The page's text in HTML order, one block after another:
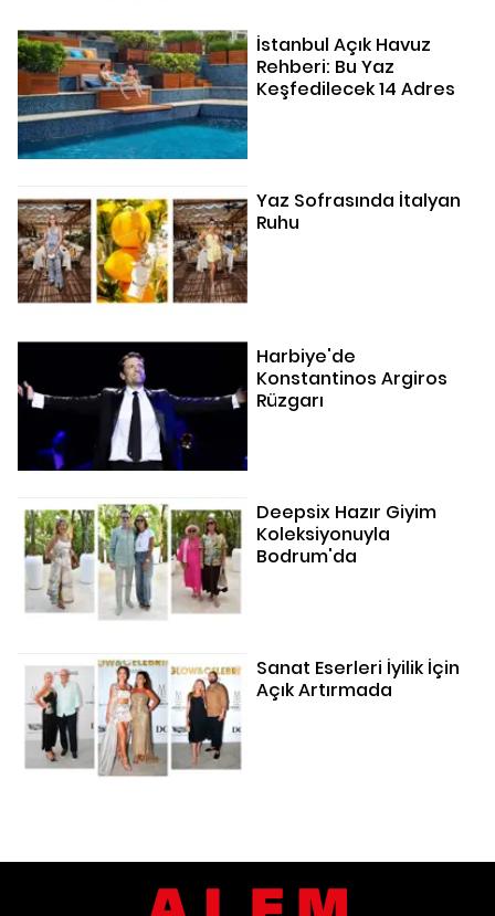
İstanbul Açık Havuz
Rehberi: Bu Yaz
Keşfedilecek 14 Adres
Yaz Sofrasında İtalyan
Ruhu
Harbiye'de
Konstantinos Argiros
Rüzgarı
Deepsix Hazır Giyim
Koleksiyonuyla
Bodrum'da
Sanat Eserleri İyilik İçin
Açık Artırmada